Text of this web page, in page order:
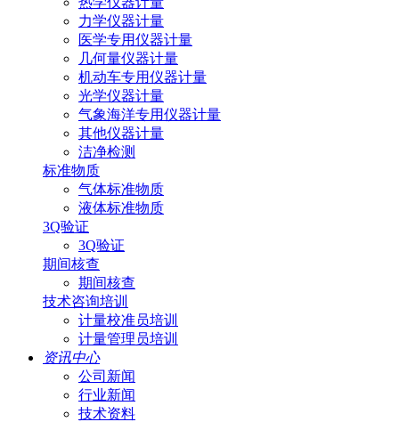
力学仪器计量
医学专用仪器计量
几何量仪器计量
机动车专用仪器计量
光学仪器计量
气象海洋专用仪器计量
其他仪器计量
洁净检测
标准物质
气体标准物质
液体标准物质
3Q验证
3Q验证
期间核查
期间核查
技术咨询培训
计量校准员培训
计量管理员培训
资讯中心
公司新闻
行业新闻
技术资料